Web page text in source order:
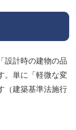
設計時の建物の品
。単に「軽微な変
（建築基準法施行